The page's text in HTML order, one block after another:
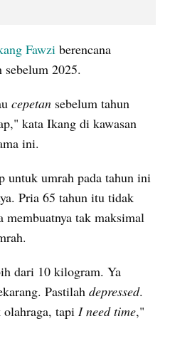
Fawzi berencana
2025.
cepetan sebelum tahun
kata Ikang di kawasan
ini.
untuk umrah pada tahun ini
Pria 65 tahun itu tidak
membuatnya tak maksimal
dari 10 kilogram. Ya
Pastilah depressed.
olahraga, tapi I need time,"